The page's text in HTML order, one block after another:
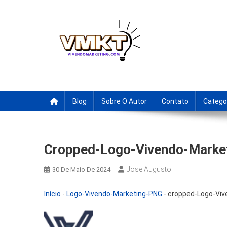
Blog Sobre O Autor Contato
Cropped-Logo-Vivendo-
30 De Maio De 2024 Jose Augusto
Início - Logo-Vivendo-Marketing-PNG - cropped-Logo-